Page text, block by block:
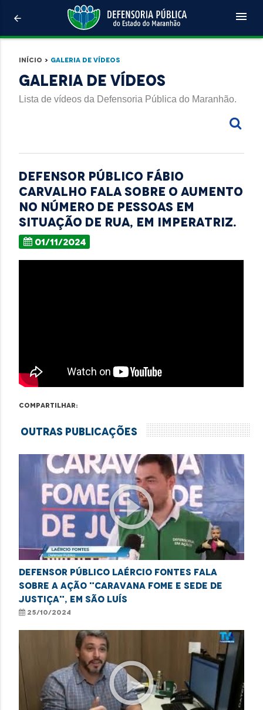
arrow_back menu
Início > Galeria de Vídeos
Galeria de Vídeos
Lista de vídeos da Defensoria Pública do Maranhão.
Defensor público Fábio
Carvalho fala sobre o aumento
no número de pessoas em
situação de rua, em Imperatriz.
01/11/2024
Compartilhar:
Outras Publicações
play_circle_outline
Defensor público Laércio Fontes fala
sobre a ação "Caravana Fome e Sede de
Justiça", em São Luís
25/10/2024
play_circle_outline